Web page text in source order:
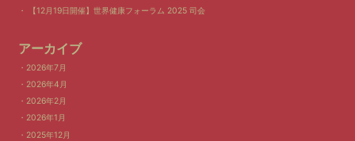
【12月19日開催】世界健康フォーラム 2025 司会
アーカイブ
2026年7月
2026年4月
2026年2月
2026年1月
2025年12月